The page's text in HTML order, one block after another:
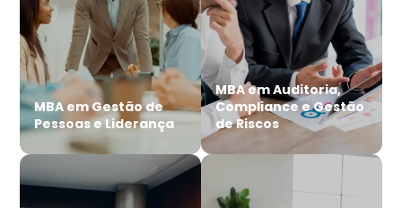
MBA em Gestão de
Pessoas e Liderança
MBA em Auditoria,
Compliance e Gestão
de Riscos